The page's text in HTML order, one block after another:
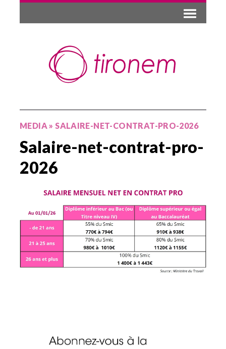
MEDIA» SALAIRE-NET-CONTRAT-PRO-2026
Salaire-net-contrat-pro-
2026